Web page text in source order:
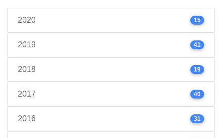
2020 15
2019 41
2018 19
2017 40
2016 31